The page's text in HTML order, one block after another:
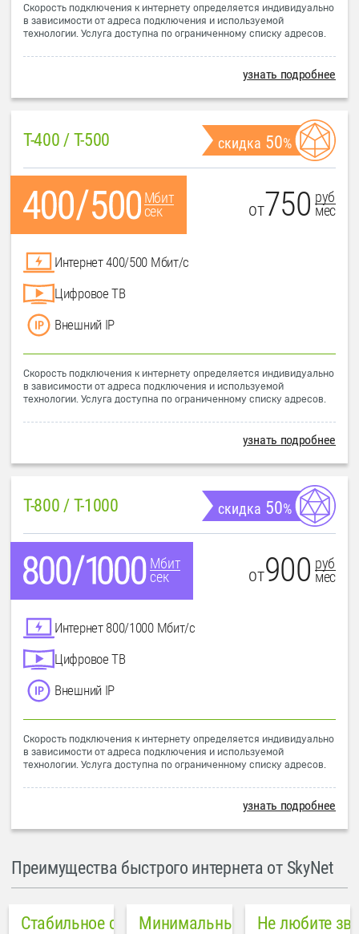
Скорость подключения к интернету определяется индивидуально
в зависимости от адреса подключения и используемой
технологии. Услуга доступна по ограниченному списку адресов.
узнать подробнее
T-400 / T-500 скидка 50%
Мбит
сек
от750 руб
мес
Интернет 400/500 Мбит/с
Цифровое ТВ
Внешний IP
Скорость подключения к интернету определяется индивидуально
в зависимости от адреса подключения и используемой
технологии. Услуга доступна по ограниченному списку адресов.
узнать подробнее
T-800 / T-1000 скидка 50%
Мбит
сек
от900 руб
мес
Интернет 800/1000 Мбит/с
Цифровое ТВ
Внешний IP
Скорость подключения к интернету определяется индивидуально
в зависимости от адреса подключения и используемой
технологии. Услуга доступна по ограниченному списку адресов.
узнать подробнее
Преимущества быстрого интернета от SkyNet
Стабильное соединениеМинимальный пинг в городе
Не любите